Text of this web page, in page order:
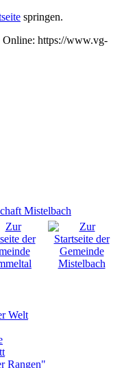
springen.
Online: https://www.vg-
Welt
Rangen"